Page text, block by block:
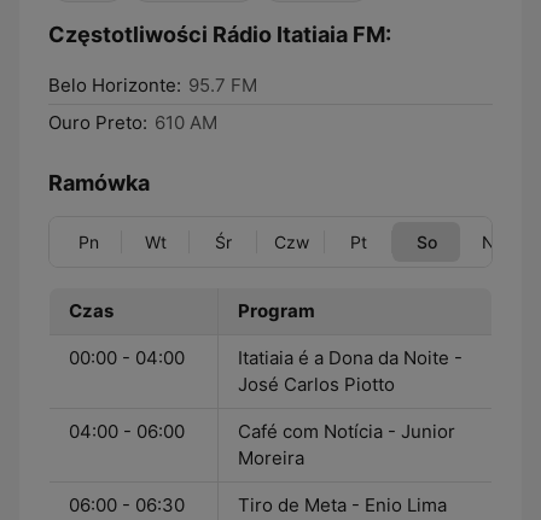
Częstotliwości Rádio Itatiaia FM:
Belo Horizonte: 95.7 FM
Ouro Preto: 610 AM
Ramówka
Pn Wt Śr Czw Pt So Nd
Czas Program
00:00 - 04:00
Itatiaia é a Dona da Noite -
José Carlos Piotto
04:00 - 06:00
Café com Notícia - Junior
Moreira
06:00 - 06:30 Tiro de Meta - Enio Lima